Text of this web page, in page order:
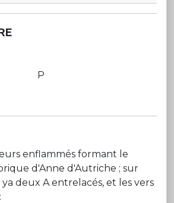
P
enflammés formant le
d'Anne d'Autriche ; sur
deux A entrelacés, et les vers